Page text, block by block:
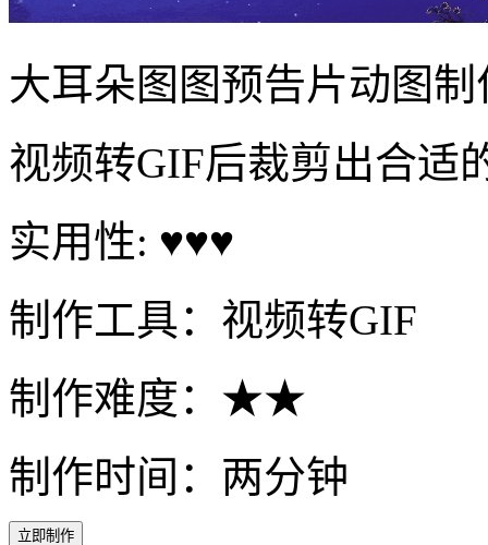
大耳朵图图预告片动图制
视频转GIF后裁剪出合适
实用性: ♥♥♥
制作工具：视频转GIF
制作难度：★★
制作时间：两分钟
立即制作